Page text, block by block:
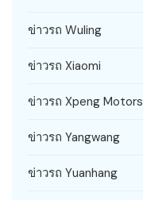
ข่าวรถ Wuling
ข่าวรถ Xiaomi
ข่าวรถ Xpeng Motors
ข่าวรถ Yangwang
ข่าวรถ Yuanhang